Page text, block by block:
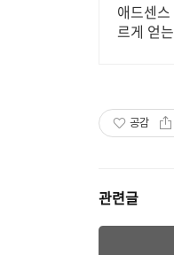
애드센
르게 얻
공감
관련글